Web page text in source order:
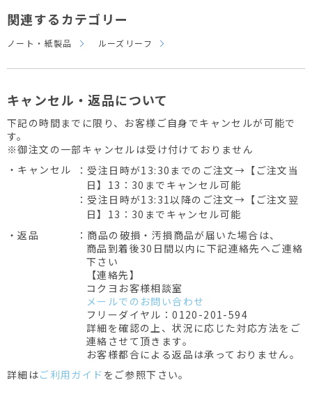
関連するカテゴリー
ノート・紙製品 ルーズリーフ
キャンセル・返品について
下記の時間までに限り、お客様ご自身でキャンセルが可能で
す。
※御注文の一部キャンセルは受け付けておりません
・キャンセル
：受注日時が13:30までのご注文→【ご注文当
日】13：30までキャンセル可能
：受注日時が13:31以降のご注文→【ご注文翌
日】13：30までキャンセル可能
・返品
：商品の破損・汚損商品が届いた場合は、
商品到着後30日間以内に下記連絡先へご連絡
下さい
【連絡先】
コクヨお客様相談室
メールでのお問い合わせ
フリーダイヤル：0120-201-594
詳細を確認の上、状況に応じた対応方法をご
連絡させて頂きます。
お客様都合による返品は承っておりません。
詳細はご利用ガイド をご参照下さい。